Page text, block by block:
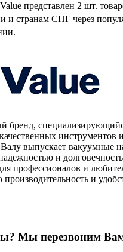
представлен 2 шт.
и странам СНГ через
бренд,
инструментов и
выпускает вакуумные
и
профессионалов и
и
Мы перезвоним